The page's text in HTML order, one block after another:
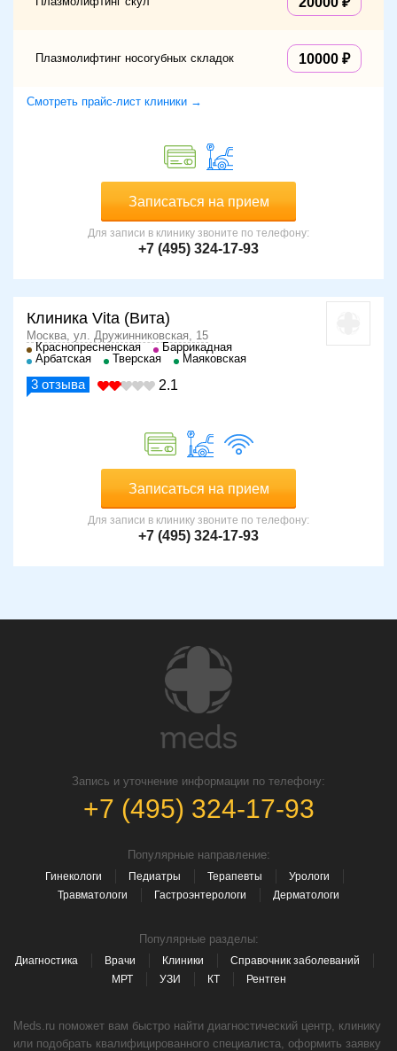
Плазмолифтинг носогубных складок 10000
Смотреть прайс-лист клиники →
Записаться на прием
Для записи в клинику звоните по телефону:
+7 (495) 324-17-93
Клиника Vita (Вита)
Москва, ул. Дружинниковская, 15
Краснопресненская
Баррикадная
Арбатская
Тверская Маяковская
3 отзыва 2.1
Записаться на прием
Для записи в клинику звоните по телефону:
+7 (495) 324-17-93
Запись и уточнение информации по телефону:
+7 (495) 324-17-93
Популярные направление:
Гинекологи Педиатры Терапевты
Урологи
Травматологи
Гастроэнтерологи Дерматологи
Популярные разделы:
Диагностика Врачи Клиники
Справочник заболеваний
МРТ
УЗИ КТ Рентген
Meds.ru поможет вам быстро найти диагностический центр, клинику
или подобрать квалифицированного специалиста, оформить заявку